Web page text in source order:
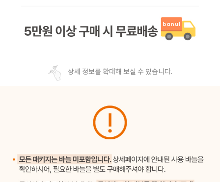
상세 정보를 확대해 보실 수 있습니다.